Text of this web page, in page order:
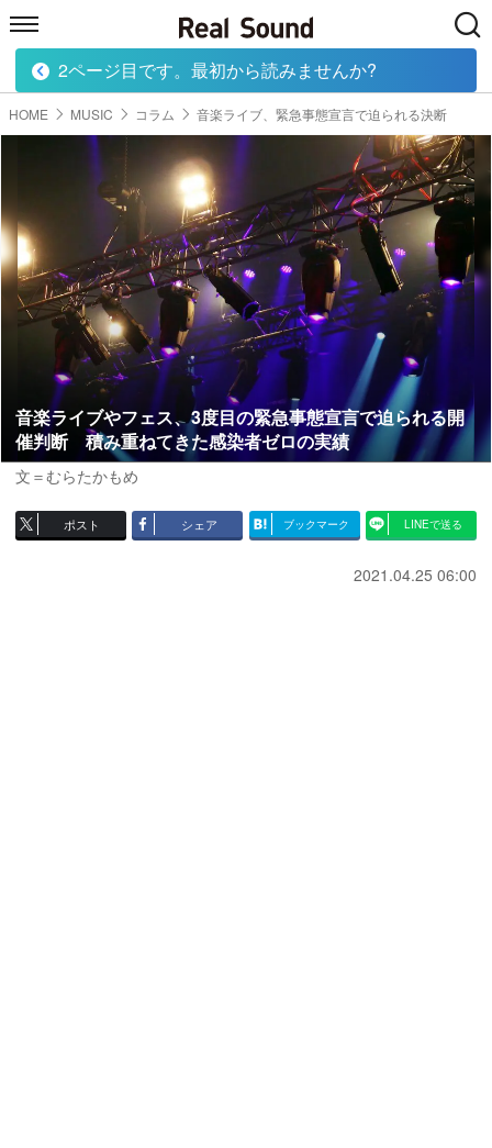
HOME MUSIC MOVIE TECH
HOME MUSIC コラム 音楽ライブ、緊急事態宣言で迫られる決断
音楽ライブやフェス、3度目の緊急事態宣言で迫られる開
催判断 積み重ねてきた感染者ゼロの実績
文＝むらたかもめ
ポスト シェア ブックマーク LINEで送る
2021.04.25 06:00
2ページ目です。最初から読みませんか?